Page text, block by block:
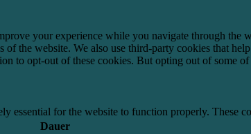
your experience while you navigate through the
the website. We also use third-party cookies that
to opt-out of these cookies. But opting out of some
essential for the website to function properly. These
Dauer